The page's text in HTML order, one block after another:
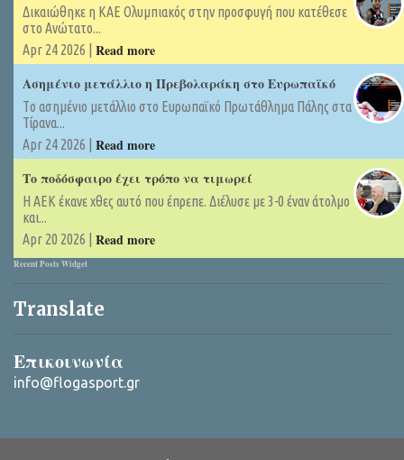
Δικαιώθηκε η ΚΑΕ Ολυμπιακός στην προσφυγή που κατέθεσε
στο Ανώτατο...
Apr 24 2026 | Read more
Ασημένιο μετάλλιο η Πρεβολαράκη στο Ευρωπαϊκό
Tο ασημένιο μετάλλιο στο Ευρωπαϊκό Πρωτάθλημα Πάλης στα
Τίρανα...
Apr 24 2026 | Read more
Το ποδόσφαιρο έχει τρόπο να τιμωρεί
Η ΑΕΚ έκανε χθες αυτό που έπρεπε. Διέλυσε με 3-0 έναν άτολμο
και...
Apr 20 2026 | Read more
Recent Posts Widget
Translate
Επικοινωνία
info@flogasport.gr